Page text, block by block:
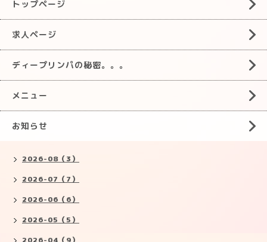
トップページ
求人ページ
ディープリンパの秘密。。。
メニュー
お知らせ
2026-08（3）
2026-07（7）
2026-06（6）
2026-05（5）